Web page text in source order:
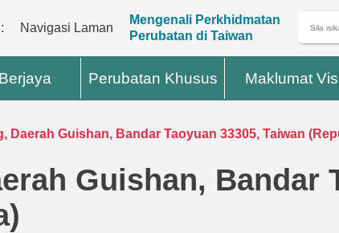
Navigasi Laman
Mengenali Perkhidmatan
Perubatan di Taiwan
Perubatan Khusus Maklumat
Daerah Guishan, Bandar Taoyuan 33305, Taiwan
Guishan, Bandar